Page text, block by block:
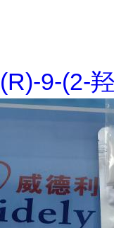
(R)-9-(2-